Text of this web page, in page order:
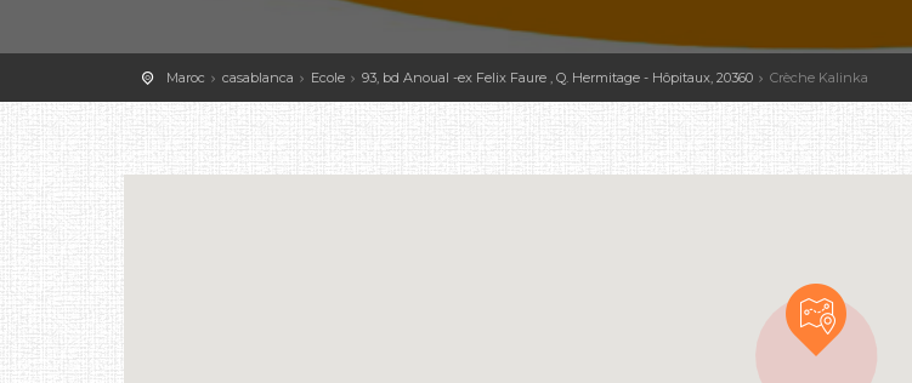
Maroc casablanca Ecole 93, bd Anoual -ex Felix Faure , Q. Hermitage - Hôpitaux, 20360 Crèche Kalinka